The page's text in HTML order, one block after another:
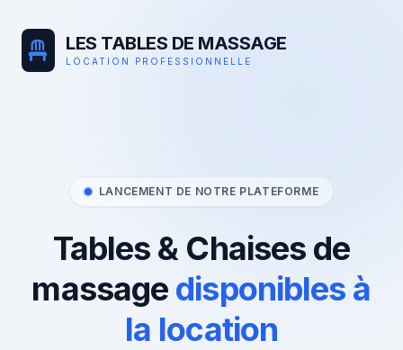
LES TABLES DE MASSAGE
LOCATION PROFESSIONNELLE
LANCEMENT DE NOTRE PLATEFORME
Tables & Chaises de
massage disponibles à
la location